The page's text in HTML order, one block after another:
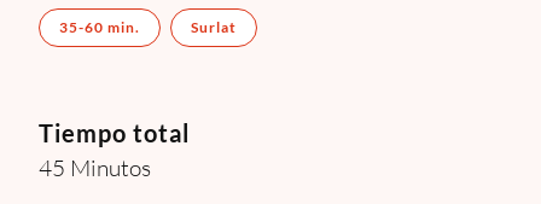
35-60 min. Surlat
Tiempo total
45 Minutos